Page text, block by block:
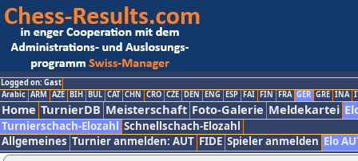
Logged on: Gast
Arabic ARM AZE BIH BUL CAT CHN CRO CZE DEN ENG ESP FAI FIN FRA GER GRE INA
Home TurnierDB Meisterschaft Foto-Galerie Meldekartei
Turnierschach-Elozahl Schnellschach-Elozahl
Allgemeines Turnier anmelden: AUT FIDE Spieler anmelden Elo